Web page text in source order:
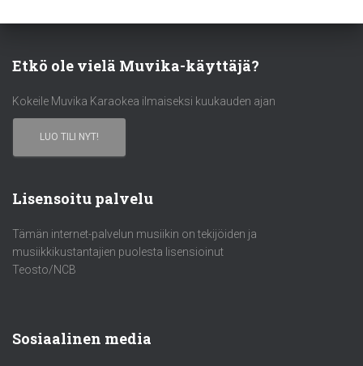
Etkö ole vielä Muvika-käyttäjä?
Kokeile Muvika Karaokea ilmaiseksi kuukauden ajan
LUO TILI NYT!
Lisensoitu palvelu
Tämän internet-palvelun musiikin on tekijöiden ja
musiikkikustantajien puolesta lisensioinut
Teosto/NCB
Sosiaalinen media